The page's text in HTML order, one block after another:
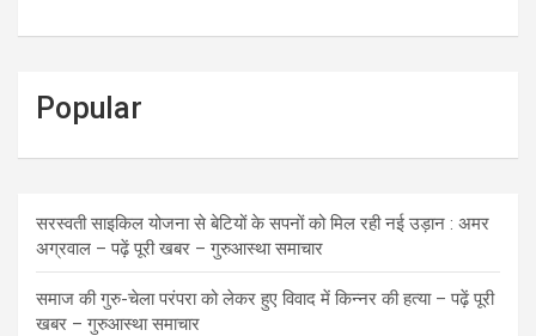
Popular
सरस्वती साइकिल योजना से बेटियों के सपनों को मिल रही नई उड़ान : अमर
अग्रवाल – पढ़ें पूरी खबर – गुरुआस्था समाचार
समाज की गुरु-चेला परंपरा को लेकर हुए विवाद में किन्नर की हत्या – पढ़ें पूरी
खबर – गुरुआस्था समाचार